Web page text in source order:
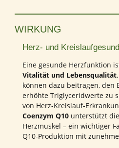
WIRKUNG
Herz- und
Eine gesunde Herzfunktion
Vitalität und Lebensqualität.
können dazu beitragen, den
erhöhte Triglyceridwerte zu
von Herz-Kreislauf-
Coenzym Q10 unterstützt
Herzmuskel – ein wichtiger
Q10-Produktion mit